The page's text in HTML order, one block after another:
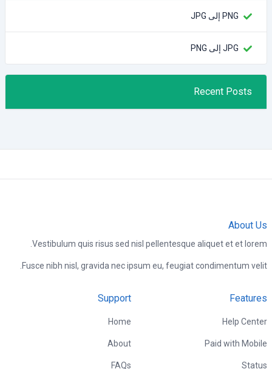
PNG إلى JPG
JPG إلى PNG
Recent Posts
About Us
Vestibulum quis risus sed nisl pellentesque aliquet et et lorem.
Fusce nibh nisl, gravida nec ipsum eu, feugiat condimentum velit.
Features
Help Center
Paid with Mobile
Status
Support
Home
About
FAQs